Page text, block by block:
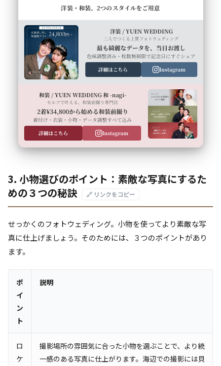
洋装・和装、2つのスタイルをご用意
洋装 / YUEN WEDDING
二人でつくる上質フォトウェディング
最も綺麗なデータを、当日お渡し
色味調整済み・枚数無制限で記念日にすぐシェア
詳細はこちら
Instagram
和装 / YUEN WEDDING 和 -nagi-
セルフで叶える、和装前撮り専門店
2着¥34,800から始める和装前撮り
着付け・衣装・小物・データ調整すべて込み
詳細はこちら
Instagram
3. 小物選びのポイント：素敵な写真にするた
めの３つの秘訣
🔗 リンクをコピー
せっかくのフォトウェディング。小物を使ってより素敵な写
真に仕上げましょう。そのためには、３つのポイントがあり
ます。
ポ
イ
ン
ト
説明
ロ
ケ
撮影場所の雰囲気に合った小物を選ぶことで、より統
一感のある写真に仕上がります。海辺での撮影には貝